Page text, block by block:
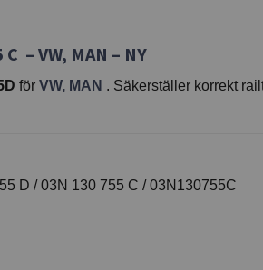
– VW, MAN – NY
för VW, MAN . Säkerställer korrekt
D / 03N 130 755 C / 03N130755C